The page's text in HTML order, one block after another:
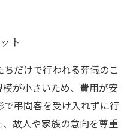
ト
だけで行われる葬儀のこ
が小さいため、費用が安
弔問客を受け入れずに行
故人や家族の意向を尊重